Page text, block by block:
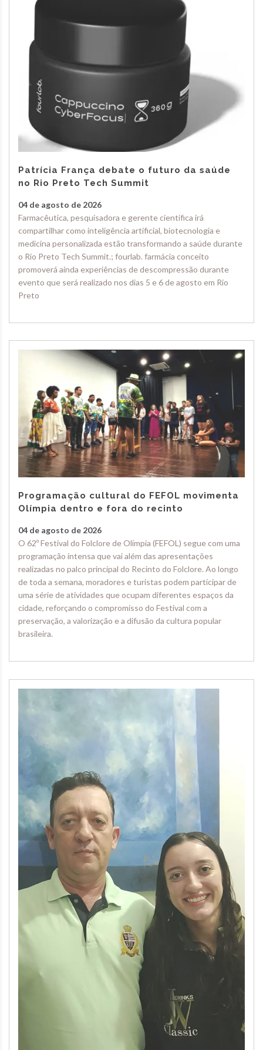
Patrícia França debate o futuro da saúde
no Rio Preto Tech Summit
04 de agosto de 2026
Farmacêutica, pesquisadora e gerente científica irá
compartilhar como inteligência artificial, biotecnologia e
medicina personalizada estão transformando a saúde durante
o Rio Preto Tech Summit.; fourlab. farmácia conceito
promoverá ainda experiências de descompressão durante
evento que será realizado nos dias 5 e 6 de agosto em Rio
Preto
Programação cultural do FEFOL movimenta
Olímpia dentro e fora do recinto
04 de agosto de 2026
O 62º Festival do Folclore de Olímpia (FEFOL) segue com uma
programação intensa que vai além das apresentações
realizadas no palco principal do Recinto do Folclore. Ao longo
de toda a semana, moradores e turistas podem participar de
uma série de atividades que ocupam diferentes espaços da
cidade, reforçando o compromisso do Festival com a
preservação, a valorização e a difusão da cultura popular
brasileira.